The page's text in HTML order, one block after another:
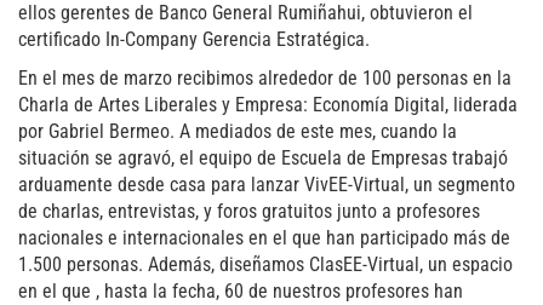
ellos gerentes de Banco General Rumiñahui, obtuvieron el
certificado In-Company Gerencia Estratégica.
En el mes de marzo recibimos alrededor de 100 personas en la
Charla de Artes Liberales y Empresa: Economía Digital, liderada
por Gabriel Bermeo. A mediados de este mes, cuando la
situación se agravó, el equipo de Escuela de Empresas trabajó
arduamente desde casa para lanzar VivEE-Virtual, un segmento
de charlas, entrevistas, y foros gratuitos junto a profesores
nacionales e internacionales en el que han participado más de
1.500 personas. Además, diseñamos ClasEE-Virtual, un espacio
en el que , hasta la fecha, 60 de nuestros profesores han